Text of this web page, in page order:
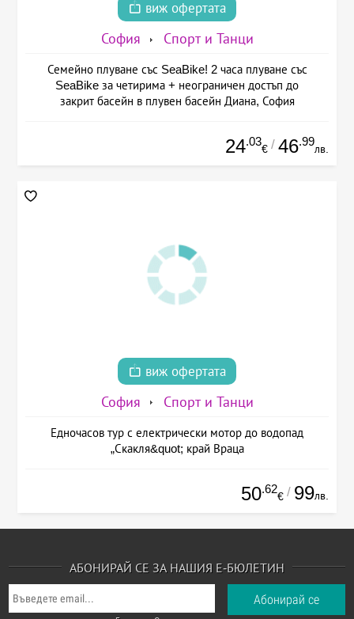
виж офертата
София Спорт и Танци
Семейно плуване със SeaBike! 2 часа плуване със
SeaBike за четирима + неограничен достъп до
закрит басейн в плувен басейн Диана, София
24.03
€ / 46.99
лв.
виж офертата
София Спорт и Танци
Едночасов тур с електрически мотор до водопад
„Скакля&quot; край Враца
50.62
€ / 99лв.
АБОНИРАЙ СЕ ЗА НАШИЯ Е-БЮЛЕТИН